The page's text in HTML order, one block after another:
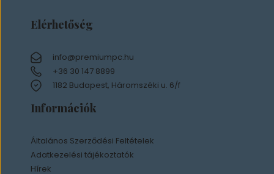
Elérhetőség
info@premiumpc.hu
+36 30 147 8899
1182 Budapest, Háromszéki u. 6/f
Információk
Általános Szerződési Feltételek
Adatkezelési tájékoztatók
Hírek